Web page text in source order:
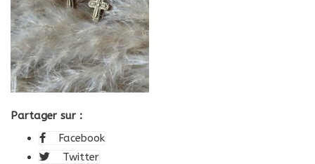
Partager sur :
Facebook
Twitter